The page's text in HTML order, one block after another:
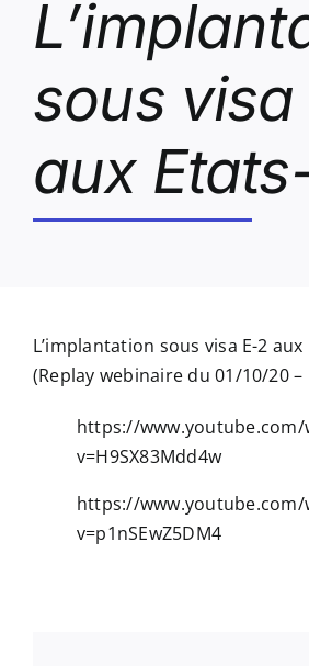
sous visa
aux
L’implantation sous visa E-2
(Replay webinaire du 01/10/20 –
https://www.youtube.com/
v=H9SX83Mdd4w
https://www.youtube.com/
v=p1nSEwZ5DM4